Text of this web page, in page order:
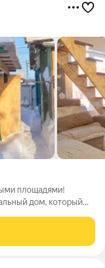
площадями!
дом, который
этажами и